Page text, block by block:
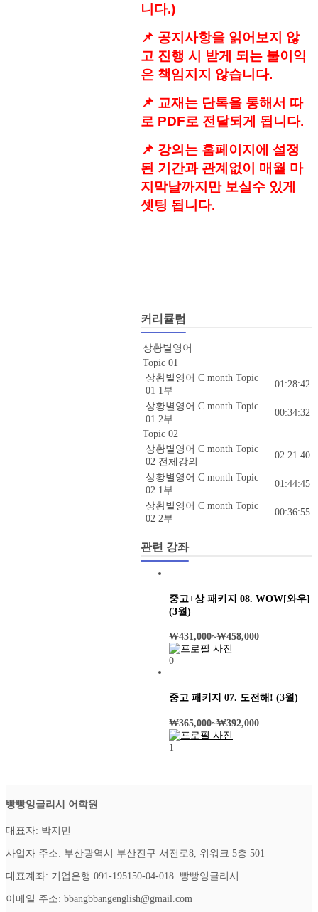
니다.)
📌 공지사항을 읽어보지 않
고 진행 시 받게 되는 불이익
은 책임지지 않습니다.
📌 교재는 단톡을 통해서 따
로 PDF로 전달되게 됩니다.
📌 강의는 홈페이지에 설정
된 기간과 관계없이 매월 마
지막날까지만 보실수 있게
셋팅 됩니다.
커리큘럼
상황별영어
Topic 01
상황별영어 C month Topic
01 1부
01:28:42
상황별영어 C month Topic
01 2부
00:34:32
Topic 02
상황별영어 C month Topic
02 전체강의
02:21:40
상황별영어 C month Topic
02 1부
01:44:45
상황별영어 C month Topic
02 2부
00:36:55
관련 강좌
중고 패키지 07. 도전해! (3월)
₩365,000~₩392,000
1
중고+상 패키지 08. WOW[와우]
(3월)
₩431,000~₩458,000
0
빵빵잉글리시 어학원
대표자: 박지민
사업자 주소: 부산광역시 부산진구 서전로8, 위워크 5층 501
대표계좌: 기업은행 091-195150-04-018 빵빵잉글리시
이메일 주소: bbangbbangenglish@gmail.com